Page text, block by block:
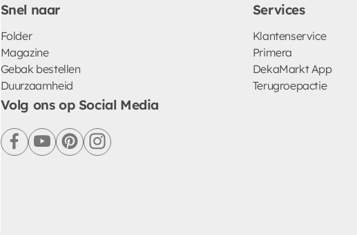
Snel naar
Folder
Magazine
Gebak bestellen
Duurzaamheid
Services
Klantenservice
Primera
DekaMarkt App
Terugroepactie
Volg ons op Social Media
facebookyoutubepinterestinstagram